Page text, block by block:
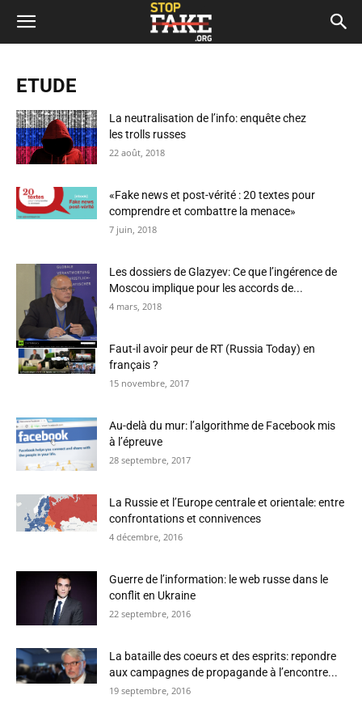
ETUDE
La neutralisation de l’info: enquête chez
les trolls russes
22 août, 2018
«Fake news et post-vérité : 20 textes pour
comprendre et combattre la menace»
7 juin, 2018
Les dossiers de Glazyev: Ce que l’ingérence de
Moscou implique pour les accords de...
4 mars, 2018
Faut-il avoir peur de RT (Russia Today) en
français ?
15 novembre, 2017
Au-delà du mur: l’algorithme de Facebook mis
à l’épreuve
28 septembre, 2017
La Russie et l’Europe centrale et orientale: entre
confrontations et connivences
4 décembre, 2016
Guerre de l’information: le web russe dans le
conflit en Ukraine
22 septembre, 2016
La bataille des coeurs et des esprits: repondre
aux campagnes de propagande à l’encontre...
19 septembre, 2016